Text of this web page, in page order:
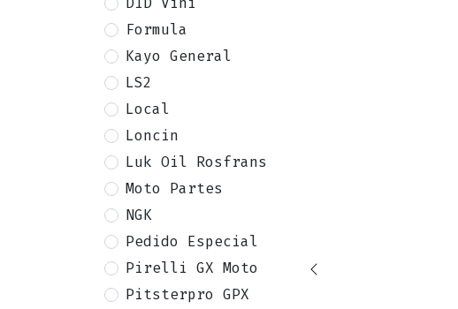
Formula
Kayo General
LS2
Local
Loncin
Luk Oil Rosfrans
Moto Partes
NGK
Pedido Especial
Pirelli GX Moto
Pitsterpro GPX